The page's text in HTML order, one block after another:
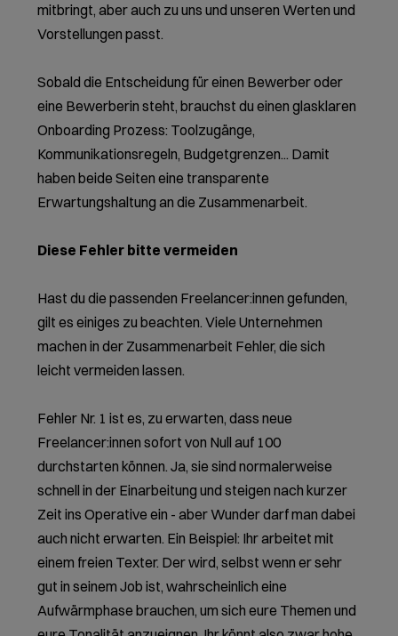
mitbringt, aber auch zu uns und unseren Werten und
Vorstellungen passt.
Sobald die Entscheidung für einen Bewerber oder
eine Bewerberin steht, brauchst du einen glasklaren
Onboarding Prozess: Toolzugänge,
Kommunikationsregeln, Budgetgrenzen... Damit
haben beide Seiten eine transparente
Erwartungshaltung an die Zusammenarbeit.
Diese Fehler bitte vermeiden
Hast du die passenden Freelancer:innen gefunden,
gilt es einiges zu beachten. Viele Unternehmen
machen in der Zusammenarbeit Fehler, die sich
leicht vermeiden lassen.
Fehler Nr. 1 ist es, zu erwarten, dass neue
Freelancer:innen sofort von Null auf 100
durchstarten können. Ja, sie sind normalerweise
schnell in der Einarbeitung und steigen nach kurzer
Zeit ins Operative ein - aber Wunder darf man dabei
auch nicht erwarten. Ein Beispiel: Ihr arbeitet mit
einem freien Texter. Der wird, selbst wenn er sehr
gut in seinem Job ist, wahrscheinlich eine
Aufwärmphase brauchen, um sich eure Themen und